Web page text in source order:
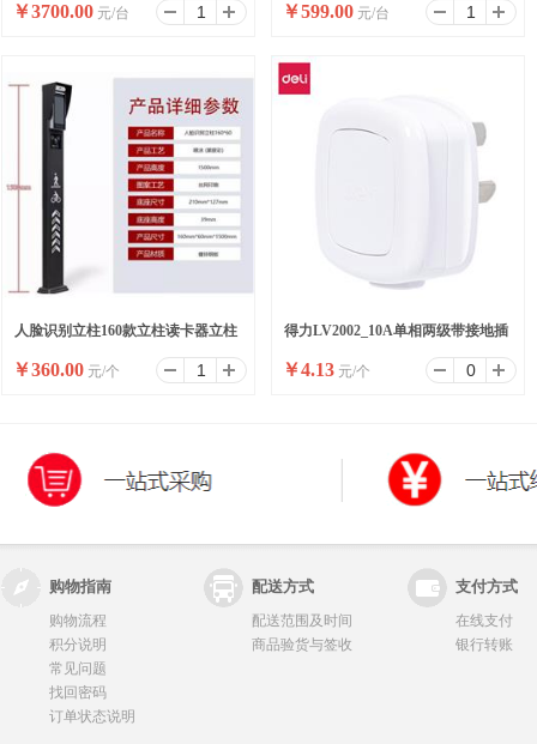
13500HX/16G/512SSD/WIFI/8
￥3700.00 元/台 高功率全千兆交换机
￥599.00 元/台
人脸识别立柱160款立柱读卡器立柱
刷卡器立柱按钮立柱
￥360.00 元/个
得力LV2002_10A单相两级带接地插
头_彩盒装(白)(10/盒)
￥4.13 元/个
购物指南 配送方式 支付方式
购物流程
积分说明
常见问题
找回密码
订单状态说明
配送范围及时间
商品验货与签收
在线支付
银行转账